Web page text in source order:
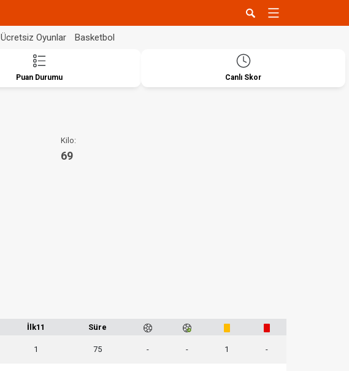
Ücretsiz Oyunlar Basketbol
Puan Durumu Canlı Skor
Kilo:
69
İlk11 Süre
1 75 - - 1 -